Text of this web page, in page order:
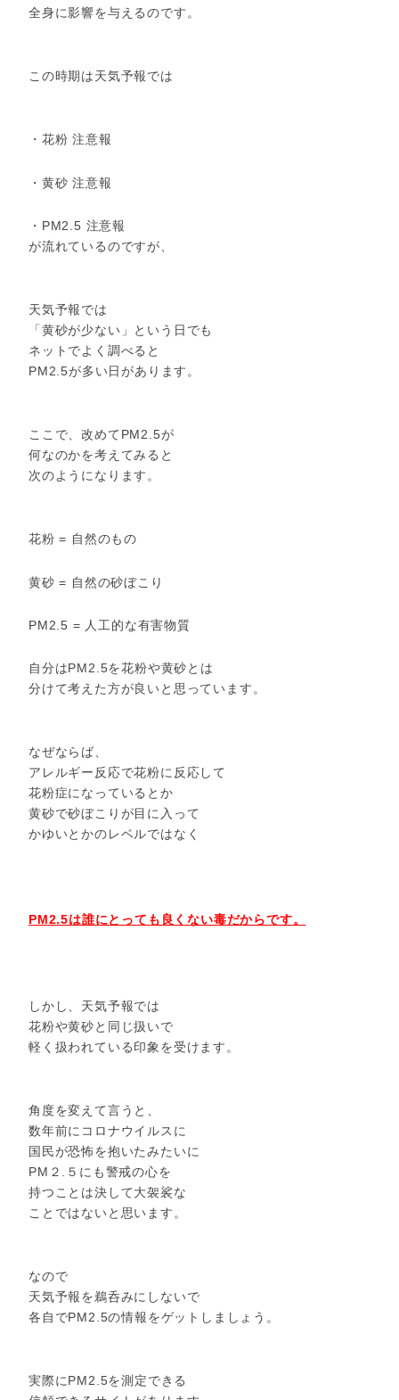
全身に影響を与えるのです。
この時期は天気予報では
・花粉 注意報
・黄砂 注意報
・PM2.5 注意報
が流れているのですが、
天気予報では
「黄砂が少ない」という日でも
ネットでよく調べると
PM2.5が多い日があります。
ここで、改めてPM2.5が
何なのかを考えてみると
次のようになります。
花粉 = 自然のもの
黄砂 = 自然の砂ぼこり
PM2.5 = 人工的な有害物質
自分はPM2.5を花粉や黄砂とは
分けて考えた方が良いと思っています。
なぜならば、
アレルギー反応で花粉に反応して
花粉症になっているとか
黄砂で砂ぼこりが目に入って
かゆいとかのレベルではなく
PM2.5は誰にとっても良くない毒だからです。
しかし、天気予報では
花粉や黄砂と同じ扱いで
軽く扱われている印象を受けます。
角度を変えて言うと、
数年前にコロナウイルスに
国民が恐怖を抱いたみたいに
PM２.５にも警戒の心を
持つことは決して大袈裟な
ことではないと思います。
なので
天気予報を鵜呑みにしないで
各自でPM2.5の情報をゲットしましょう。
実際にPM2.5を測定できる